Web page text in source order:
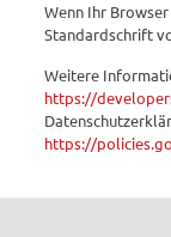
Wenn Ihr
Standardschrift
Weitere
https://
https://